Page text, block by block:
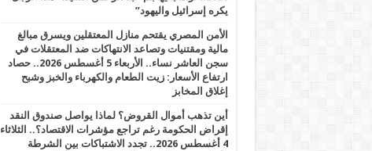
يكره إسرائيل واليهود”
الأمن المصري يقتحم منازل المعتقلين ويسرق مبالغ
مالية ومقتنيات وتصاعد الانتهاكات ضد المعتقلات في
سجن العاشر نساء.. الأربعاء 5 أغسطس 2026.. حصاد
ارتفاع الأسعار: زيت الطعام والكهرباء والخبز وشبح
إغلاق المخابز
أين تذهب أموال القروض؟ لماذا يواصل صندوق النقد
إقراض الحكومة رغم تراجع مؤشرات الاقتصاد؟.. الثلاثاء
4 أغسطس 2026.. تجدد الاشتباكات بين الشرطة